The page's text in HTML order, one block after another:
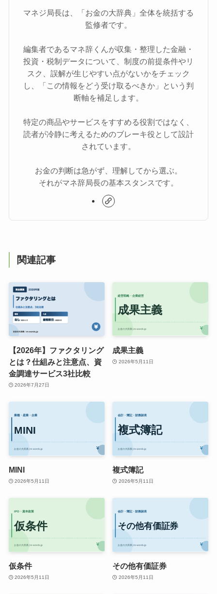
マネジ局長は、「お金の大辞典」全体を統括する
監修者です。
編集者であるマネ辞くんが収集・整理した金融・
投資・税制データについて、制度の前提条件やリ
スク、誤解が生じやすい点がないかをチェック
し、「この情報をどう受け取るべきか」という判
断軸を補足します。
特定の商品やサービスをすすめる役割ではなく、
読者が冷静に考えるためのブレーキ役として設計
されています。
お金の判断は急がず、理解してから選ぶ。
それがマネ辞局長の基本スタンスです。
関連記事
【2026年】ファクタリング
とは？仕組みと注意点、資
金調達サービス3社比較
2026年7月27日
成果主義
2026年5月11日
MINI
2026年5月11日
複式簿記
2026年5月11日
仮条件
2026年5月11日
その他有価証券
2026年5月11日